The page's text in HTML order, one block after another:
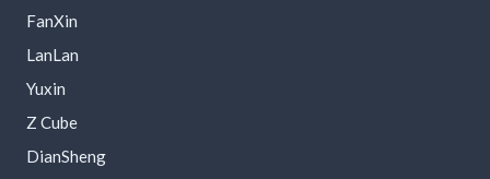
FanXin
LanLan
Yuxin
Z Cube
DianSheng